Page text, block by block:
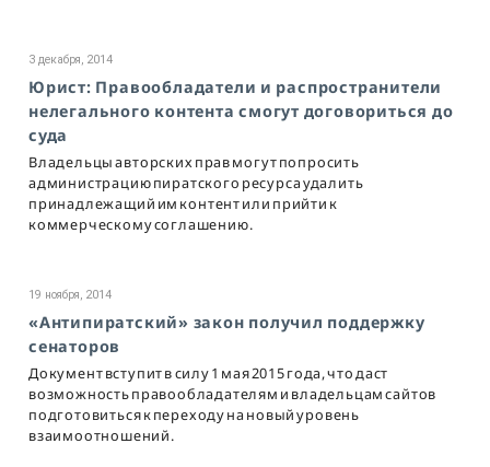
3 декабря, 2014
Юрист: Правообладатели и распространители
нелегального контента смогут договориться до
суда
Владельцы авторских прав могут попросить
администрацию пиратского ресурса удалить
принадлежащий им контент или прийти к
коммерческому соглашению.
19 ноября, 2014
«Антипиратский» закон получил поддержку
сенаторов
Документ вступит в силу 1 мая 2015 года, что даст
возможность правообладателям и владельцам сайтов
подготовиться к переходу на новый уровень
взаимоотношений.